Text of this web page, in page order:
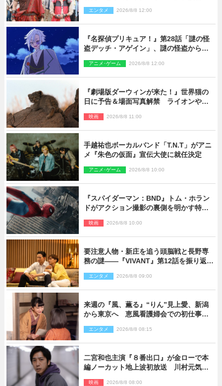
エンタメ 2026/8/8 12:00
『名探偵プリキュア！』第28話「謎の怪
盗デッチ・アゲイン」、謎の怪盗から不
アニメ･ゲーム 2026/8/8 12:00
『劇場版ダーウィンが来た！』世界猫の
日に予告＆場面写真解禁 ライオンやマ
映画 2026/8/8 11:00
手越祐也ボーカルバンド「T.N.T」がアニ
メ『朱色の仮面』宣伝大使に就任決定
アニメ･ゲーム 2026/8/8 10:00
『スパイダーマン：BND』トム・ホラン
ドがアクション撮影の裏側を明かす特別
映画 2026/8/8 10:00
要注意人物・新庄を追う頭脳戦と長野専
務の謎――『VIVANT』第12話を振り返
エンタメ 2026/8/8 09:00
来週の『風、薫る』“りん”見上愛、新潟
から東京へ 恵風看護婦会での初仕事に
エンタメ 2026/8/8 08:15
二宮和也主演『８番出口』が金ローで本
編ノーカット地上波初放送 川村元気監
映画 2026/8/8 08:00